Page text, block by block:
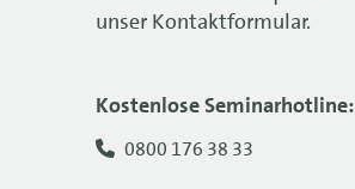
unser Kontaktformular.
Kostenlose Seminarhotline:
0800 176 38 33